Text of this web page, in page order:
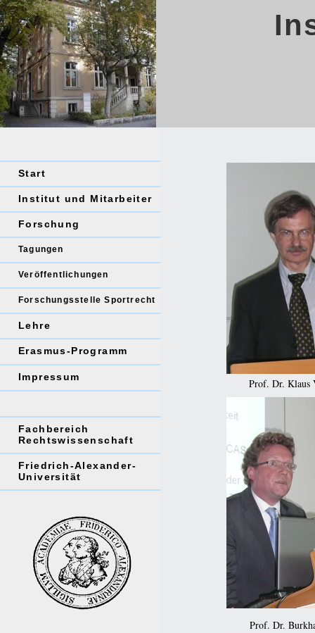
Start
Institut und Mitarbeiter
Forschung
Tagungen
Veröffentlichungen
Forschungsstelle Sportrecht
Lehre
Erasmus-Programm
Impressum
Fachbereich
Rechtswissenschaft
Friedrich-Alexander-
Universität
Prof. Dr. Klaus
Prof. Dr.